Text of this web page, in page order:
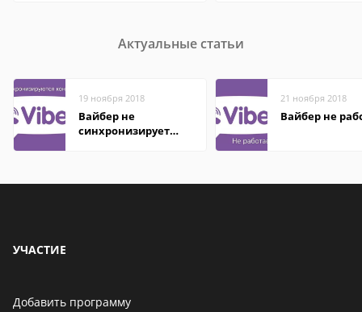
Актуальные статьи
19 ноября 2018
Вайбер не
синхронизирует
21 ноября 2018
Вайбер не
УЧАСТИЕ
Добавить программу